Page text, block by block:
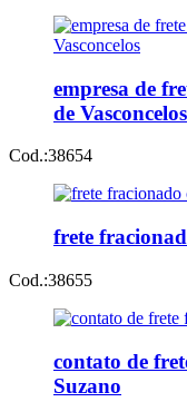
empresa de
de Vasconcelos
Cod.:38654
frete
Cod.:38655
contato de
Suzano